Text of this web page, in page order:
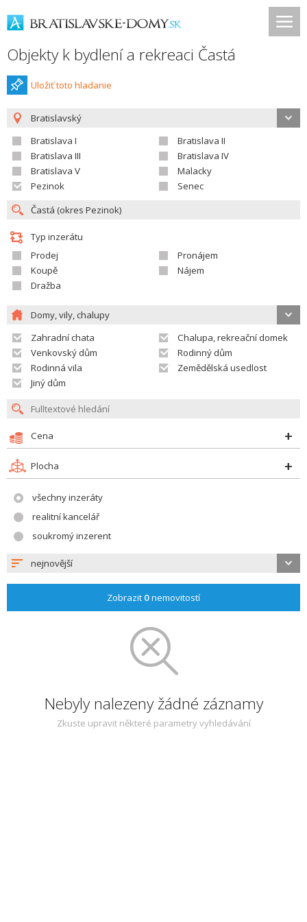
Objekty k bydlení a rekreaci Častá
Uložiť toto hladanie
Bratislavský
Bratislava I
Bratislava II
Bratislava III
Bratislava IV
Bratislava V
Malacky
Pezinok
Senec
Typ inzerátu
Prodej
Pronájem
Koupě
Nájem
Dražba
Domy, vily, chalupy
Zahradní chata
Chalupa, rekreační domek
Venkovský dům
Rodinný dům
Rodinná vila
Zemědělská usedlost
Jiný dům
Cena
Plocha
všechny inzeráty
realitní kancelář
soukromý inzerent
nejnovější
Zobrazit 0nemovitostí
Nebyly nalezeny žádné záznamy
Zkuste upravit některé parametry vyhledávání